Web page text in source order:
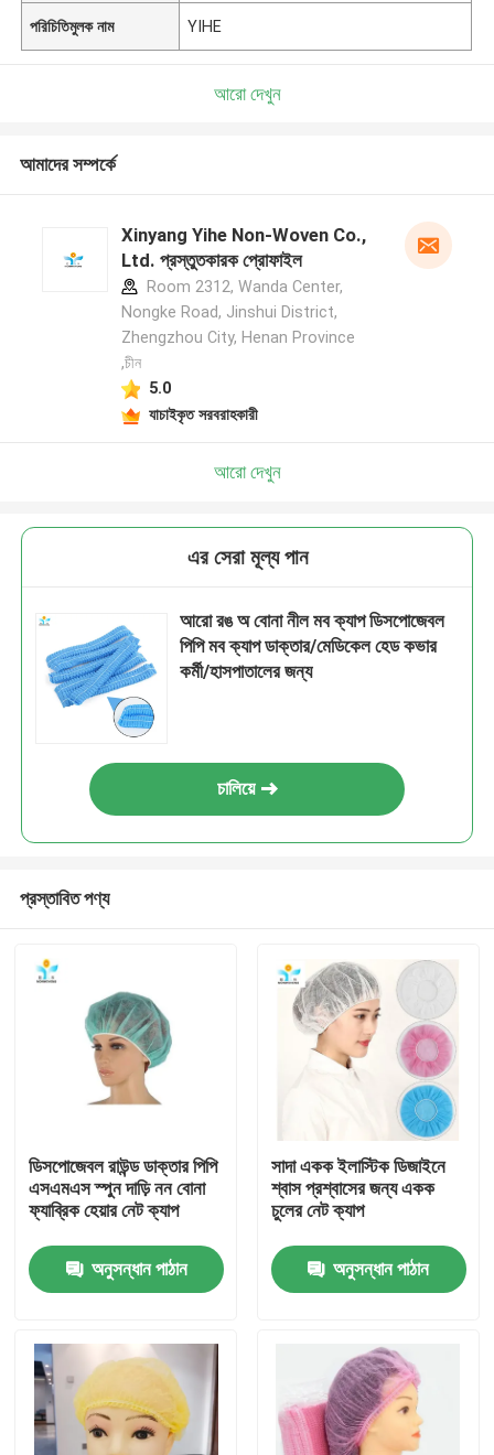
পণ্য
আমাদের সম্পর্কে
পরিচিতিমুলক নাম YIHE
আরো দেখুন
আমাদের সম্পর্কে
Xinyang Yihe Non-Woven Co.,
Ltd. প্রস্তুতকারক প্রোফাইল
Room 2312, Wanda Center,
Nongke Road, Jinshui District,
Zhengzhou City, Henan Province
,চীন
5.0
যাচাইকৃত সরবরাহকারী
আরো দেখুন
এর সেরা মূল্য পান
আরো রঙ অ বোনা নীল মব ক্যাপ ডিসপোজেবল
পিপি মব ক্যাপ ডাক্তার/মেডিকেল হেড কভার
কর্মী/হাসপাতালের জন্য
চালিয়ে
প্রস্তাবিত পণ্য
ডিসপোজেবল রাউন্ড ডাক্তার পিপি
এসএমএস স্পুন দাড়ি নন বোনা
ফ্যাব্রিক হেয়ার নেট ক্যাপ
অনুসন্ধান পাঠান
সাদা একক ইলাস্টিক ডিজাইনে
শ্বাস প্রশ্বাসের জন্য একক
চুলের নেট ক্যাপ
অনুসন্ধান পাঠান